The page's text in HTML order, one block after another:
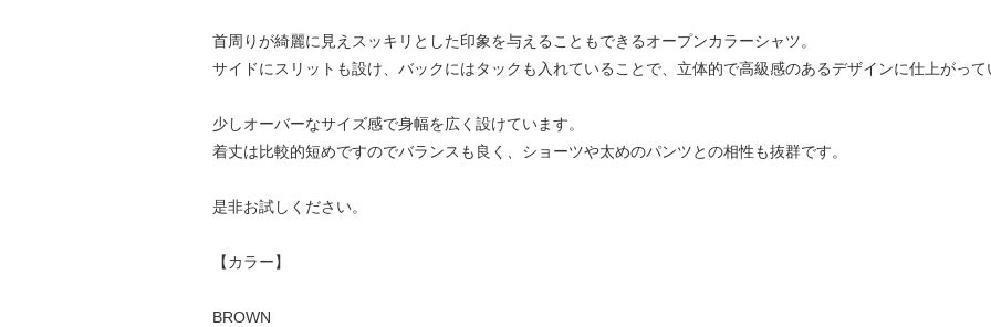
首周りが綺麗に見えスッキリとした印象を与えることもできるオープンカラーシャツ。
サイドにスリットも設け、バックにはタックも入れていることで、立体的で高級感のあるデザインに仕上がって
少しオーバーなサイズ感で身幅を広く設けています。
着丈は比較的短めですのでバランスも良く、ショーツや太めのパンツとの相性も抜群です。
是非お試しください。
【カラー】
BROWN